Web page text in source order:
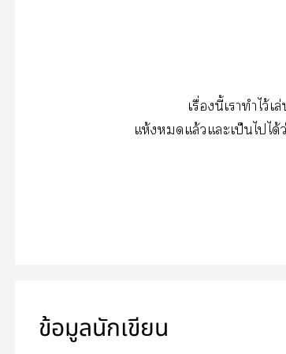
เรื่องนี้เาทำไ
แห้งแล้วแะเป็นไไ
ข้อมูลนักเขียน